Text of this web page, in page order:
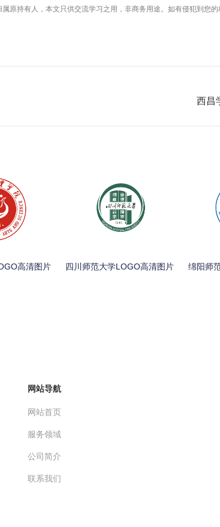
原持有人，本文只供交流学习之用，非商务用途。如有侵犯到您
西昌
高清图片 四川师范大学LOGO高清图片 绵阳师
网站导航
网站首页
服务领域
公司简介
联系我们